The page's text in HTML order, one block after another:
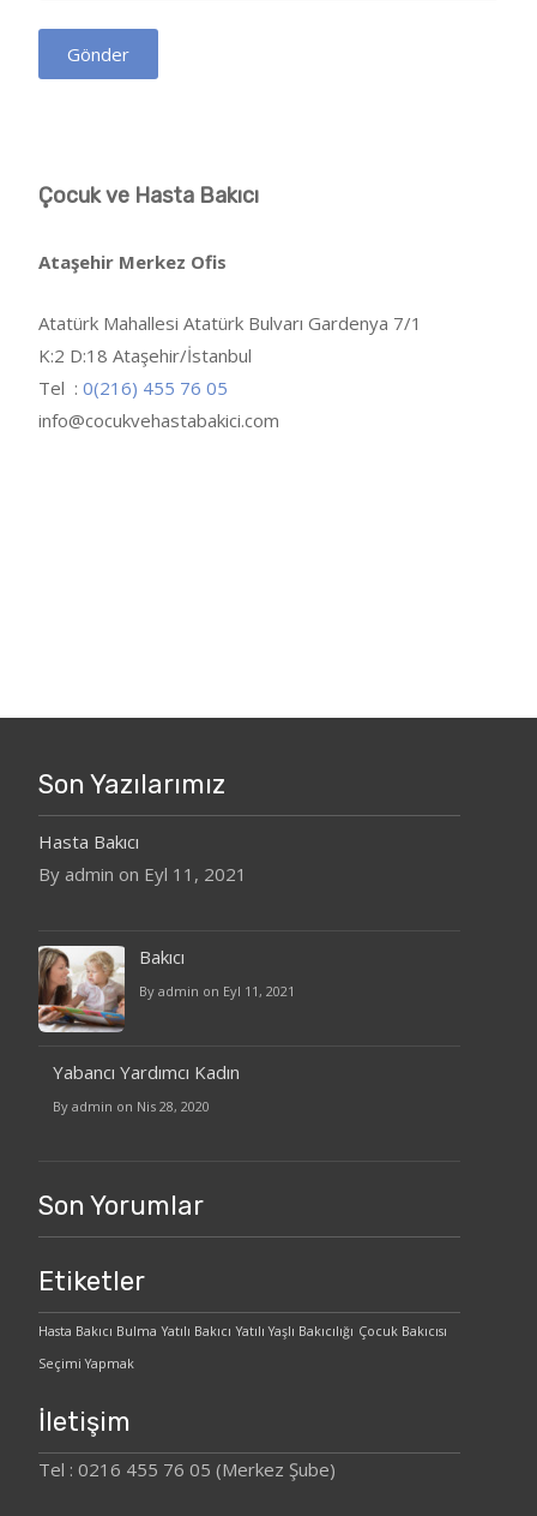
Çocuk ve Hasta Bakıcı
Ataşehir Merkez Ofis
Atatürk Mahallesi Atatürk Bulvarı Gardenya 7/1
K:2 D:18 Ataşehir/İstanbul
Tel : 0(216) 455 76 05
info@cocukvehastabakici.com
Son Yazılarımız
Hasta Bakıcı
By admin on Eyl 11, 2021
Bakıcı
By admin on Eyl 11, 2021
Yabancı Yardımcı Kadın
By admin on Nis 28, 2020
Son Yorumlar
Etiketler
Hasta Bakıcı Bulma Yatılı Bakıcı Yatılı Yaşlı Bakıcılığı Çocuk Bakıcısı
Seçimi Yapmak
İletişim
Tel : 0216 455 76 05 (Merkez Şube)